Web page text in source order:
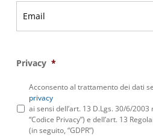
Privacy *
Acconsento al trattamento dei dati
privacy
ai sensi dell’art. 13 D.Lgs. 30/6/2003
“Codice Privacy”) e dell’art. 13
(in seguito, “GDPR”)